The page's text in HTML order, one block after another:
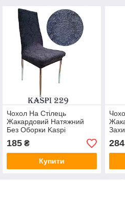
Чохол На Стілець
Жакардовий Натяжний
Без Оборки Kaspi
Туреччина Темно Сірий
Колір
185₴
Купити
284